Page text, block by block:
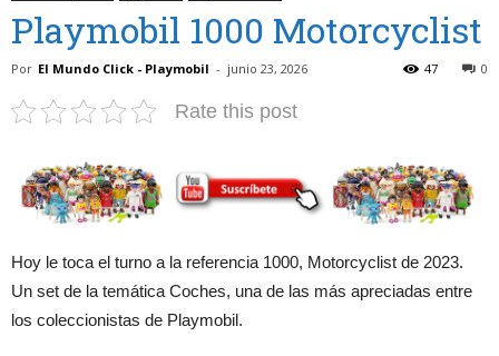
Playmobil 1000 Motorcyclist
Por El Mundo Click - Playmobil - junio 23, 2026 0
47
Rate this post
Hoy le toca el turno a la referencia 1000, Motorcyclist de 2023.
Un set de la temática Coches, una de las más apreciadas entre
los coleccionistas de Playmobil.